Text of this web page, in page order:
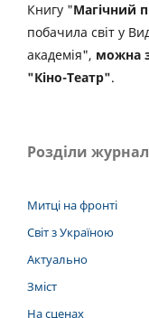
Книгу "Магічний
побачила світ у
академія", можна
"Кіно-Театр".
Розділи
Митці на фронті
Світ з Україною
Актуально
Зміст
На сценах